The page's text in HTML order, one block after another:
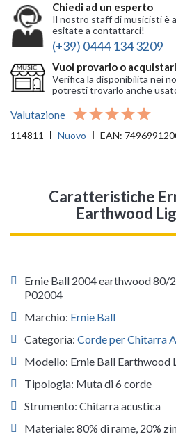
Chiedi ad un esperto
Il nostro staff di musicisti è
esitate a contattarci!
(+39) 0444 134 3209
Vuoi provarlo o
Verifica la disponibilita nei
potresti trovarlo anche
Valutazione
114811 Nuovo EAN:
Caratteristiche
Earthwood
Ernie Ball 2004 earthwood 80/
P02004
Marchio: Ernie Ball
Categoria: Corde per Chitarra
Modello: Ernie Ball Earthwood
Tipologia: Muta di 6 corde
Strumento: Chitarra acustica
Materiale: 80% di rame, 20%